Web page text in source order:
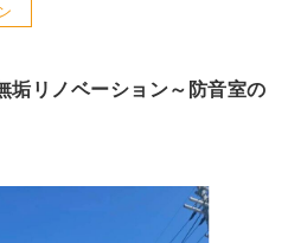
リノベーション～防音室の